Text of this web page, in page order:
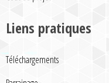
Liens pratiques
Téléchargements